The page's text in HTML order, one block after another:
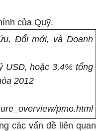
của Quỹ.
Đổi mới, và Doanh
USD, hoặc 3,4% tổng
2012
pmo.html
các vấn đề liên quan